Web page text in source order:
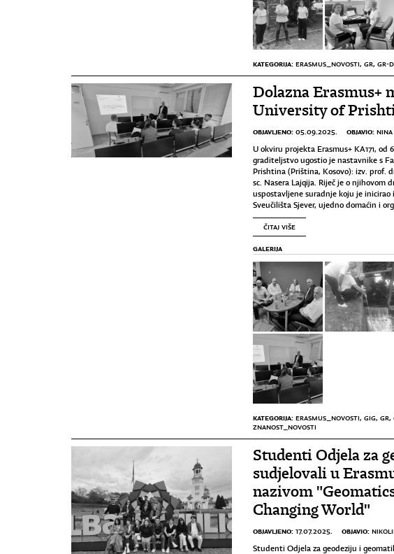
KATEGORIJA: ERASMUS_NOVOSTI, GR, GR-
Dolazna Erasmus+
University of
OBJAVLJENO: 05.09.2025. OBJAVIO: NINA
U okviru projekta Erasmus+ KA171, od
graditeljstvo ugostio je nastavnike s
Prishtina (Priština, Kosovo): izv. prof.
sc. Nasera Lajqija. Riječ je o njihovom
uspostavljene suradnje koju je
Sveučilišta Sjever, ujedno domaćin i
ČITAJ VIŠE
GALERIJA
KATEGORIJA: ERASMUS_NOVOSTI, GIG, GR,
ZNANOST_NOVOSTI
Studenti Odjela za
sudjelovali u
nazivom
Changing World"
OBJAVLJENO: 17.07.2025. OBJAVIO:
Studenti Odjela za geodeziju i